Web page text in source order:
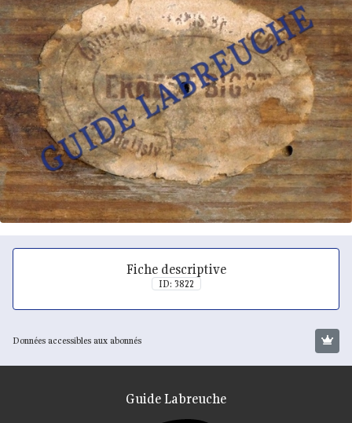
Fiche descriptive
ID: 3822
Données accessibles aux abonnés
Guide Labreuche